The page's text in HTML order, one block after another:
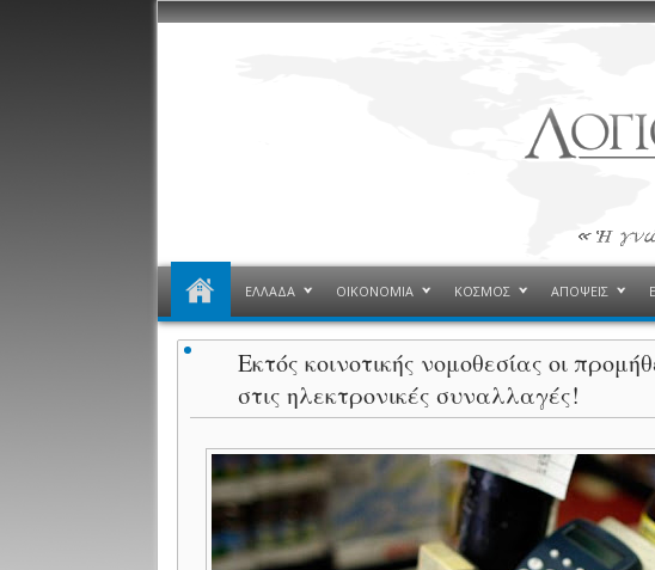
ΕΛΛΑΔΑ ΟΙΚΟΝΟΜΙΑ ΚΟΣΜΟΣ ΑΠΟΨΕΙΣ
Εκτός κοινοτικής νομοθεσίας οι
στις ηλεκτρονικές συναλλαγές!